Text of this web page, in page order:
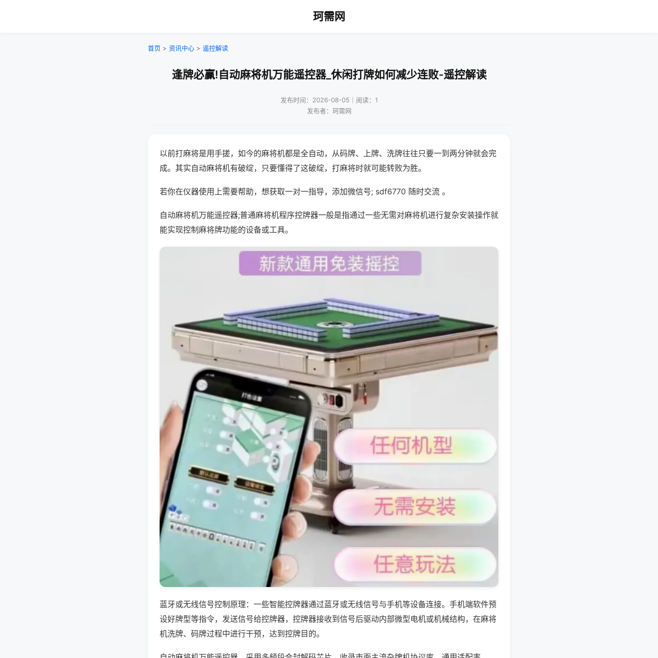
珂需网
首页 > 资讯中心 > 遥控解读
逢牌必赢!自动麻将机万能遥控器_休闲打牌如何减少连败-遥控解读
发布时间：2026-08-05｜阅读：1
发布者：珂需网
以前打麻将是用手搓，如今的麻将机都是全自动，从码牌、上牌、洗牌往往只要一到两分钟就会完
成。其实自动麻将机有破绽，只要懂得了这破绽，打麻将时就可能转败为胜。
若你在仪器使用上需要帮助，想获取一对一指导，添加微信号; sdf6770 随时交流 。
自动麻将机万能遥控器;普通麻将机程序控牌器一般是指通过一些无需对麻将机进行复杂安装操作就
能实现控制麻将牌功能的设备或工具。
蓝牙或无线信号控制原理：一些智能控牌器通过蓝牙或无线信号与手机等设备连接。手机端软件预
设好牌型等指令，发送信号给控牌器，控牌器接收到信号后驱动内部微型电机或机械结构，在麻将
机洗牌、码牌过程中进行干预，达到控牌目的。